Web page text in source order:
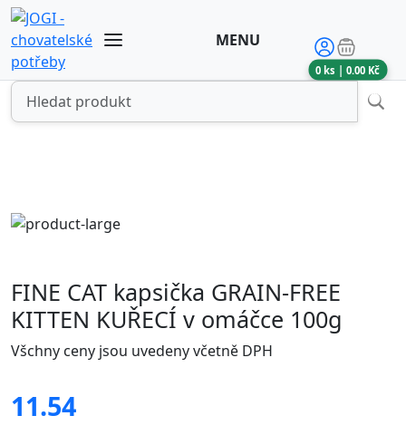
MENU
0 ks |0.00 Kč
FINE CAT kapsička GRAIN-FREE
KITTEN KUŘECÍ v omáčce 100g
Všchny ceny jsou uvedeny včetně DPH
11.54